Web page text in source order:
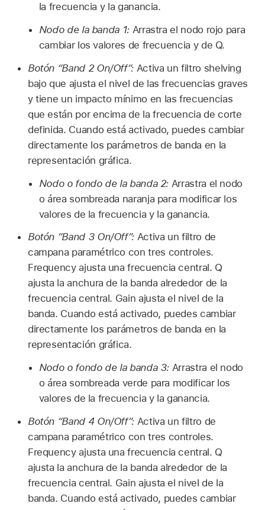
la frecuencia y la ganancia.
Nodo de la banda 1: Arrastra el nodo rojo para
cambiar los valores de frecuencia y de Q.
Botón “Band 2 On/Off”: Activa un filtro shelving
bajo que ajusta el nivel de las frecuencias graves
y tiene un impacto mínimo en las frecuencias
que están por encima de la frecuencia de corte
definida. Cuando está activado, puedes cambiar
directamente los parámetros de banda en la
representación gráfica.
Nodo o fondo de la banda 2: Arrastra el nodo
o área sombreada naranja para modificar los
valores de la frecuencia y la ganancia.
Botón “Band 3 On/Off”: Activa un filtro de
campana paramétrico con tres controles.
Frequency ajusta una frecuencia central. Q
ajusta la anchura de la banda alrededor de la
frecuencia central. Gain ajusta el nivel de la
banda. Cuando está activado, puedes cambiar
directamente los parámetros de banda en la
representación gráfica.
Nodo o fondo de la banda 3: Arrastra el nodo
o área sombreada verde para modificar los
valores de la frecuencia y la ganancia.
Botón “Band 4 On/Off”: Activa un filtro de
campana paramétrico con tres controles.
Frequency ajusta una frecuencia central. Q
ajusta la anchura de la banda alrededor de la
frecuencia central. Gain ajusta el nivel de la
banda. Cuando está activado, puedes cambiar